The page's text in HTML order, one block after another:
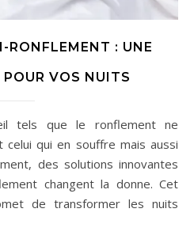
RONFLEMENT : UNE
VOS NUITS
qui en souffre mais aussi
des solutions innovantes
changent la donne. Cet
de transformer les nuits